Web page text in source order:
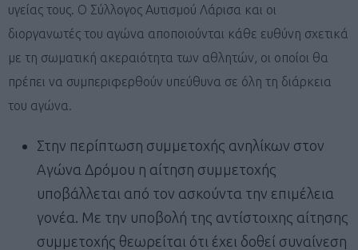
υγείας τους. Ο Σύλλογος Αυτισμού Λάρισα και οι
διοργανωτές του αγώνα αποποιούνται κάθε ευθύνη σχετικά
με τη σωματική ακεραιότητα των αθλητών, οι οποίοι θα
πρέπει να συμπεριφερθούν υπεύθυνα σε όλη τη διάρκεια
του αγώνα.
Στην περίπτωση συμμετοχής ανηλίκων στον
Αγώνα Δρόμου η αίτηση συμμετοχής
υποβάλλεται από τον ασκούντα την επιμέλεια
γονέα. Με την υποβολή της αντίστοιχης αίτησης
συμμετοχής θεωρείται ότι έχει δοθεί συναίνεση